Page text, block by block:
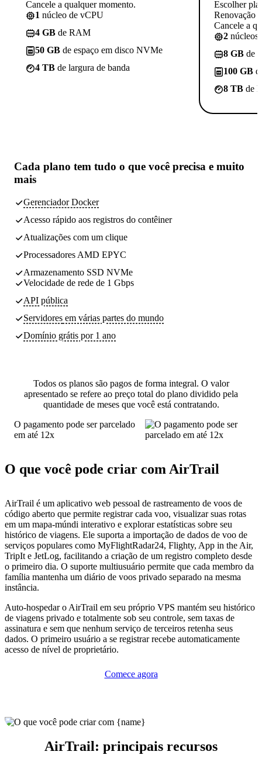
Cancele a qualquer momento.
1 núcleo de vCPU
4 GB de RAM
50 GB de espaço em disco NVMe
4 TB de largura de banda
Escolher
Renovação
Cancele a
2 núcleos
8 GB de
100 GB
8 TB de
Cada plano tem tudo o que você precisa e muito
mais
Gerenciador Docker
Acesso rápido aos registros do contêiner
Atualizações com um clique
Processadores AMD EPYC
Armazenamento SSD NVMe
Velocidade de rede de 1 Gbps
API pública
Servidores em várias partes do mundo
Domínio grátis por 1 ano
Todos os planos são pagos de forma integral. O valor
apresentado se refere ao preço total do plano dividido pela
quantidade de meses que você está contratando.
O pagamento pode ser parcelado
em até 12x
O que você pode criar com AirTrail
AirTrail é um aplicativo web pessoal de rastreamento de voos de
código aberto que permite registrar cada voo, visualizar suas rotas
em um mapa-múndi interativo e explorar estatísticas sobre seu
histórico de viagens. Ele suporta a importação de dados de voo de
serviços populares como MyFlightRadar24, Flighty, App in the Air,
TripIt e JetLog, facilitando a criação de um registro completo desde
o primeiro dia. O suporte multiusuário permite que cada membro da
família mantenha um diário de voos privado separado na mesma
instância.
Auto-hospedar o AirTrail em seu próprio VPS mantém seu histórico
de viagens privado e totalmente sob seu controle, sem taxas de
assinatura e sem que nenhum serviço de terceiros retenha seus
dados. O primeiro usuário a se registrar recebe automaticamente
acesso de nível de proprietário.
Comece agora
AirTrail: principais recursos